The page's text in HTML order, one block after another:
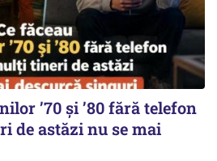
’70 și ’80 fără telefon
de astăzi nu se mai